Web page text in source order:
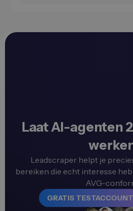
Laat AI-agenten
Leadscraper helpt je
bereiken die echt interesse
AVG-
GRATIS